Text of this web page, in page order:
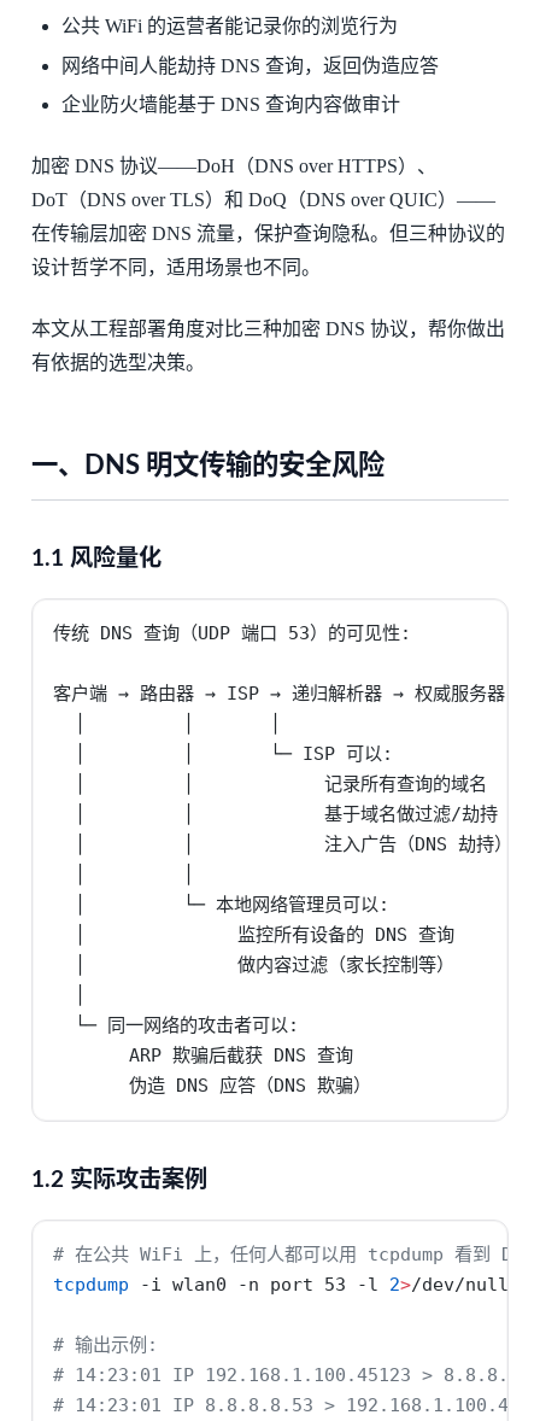
公共 WiFi 的运营者能记录你的浏览行为
网络中间人能劫持 DNS 查询，返回伪造应答
企业防火墙能基于 DNS 查询内容做审计
加密 DNS 协议——DoH（DNS over HTTPS）、
DoT（DNS over TLS）和 DoQ（DNS over QUIC）——
在传输层加密 DNS 流量，保护查询隐私。但三种协议的
设计哲学不同，适用场景也不同。
本文从工程部署角度对比三种加密 DNS 协议，帮你做出
有依据的选型决策。
一、DNS 明文传输的安全风险
1.1 风险量化
传统 DNS 查询（UDP 端口 53）的可见性:
客户端 → 路由器 → ISP → 递归解析器 → 权威服务器
  │         │       └─ ISP 可以:
  │         │            记录所有查询的域名
  │         │            基于域名做过滤/劫持
  │         │            注入广告（DNS 劫持）
  │         └─ 本地网络管理员可以:
  │              监控所有设备的 DNS 查询
  │              做内容过滤（家长控制等）
  └─ 同一网络的攻击者可以:
       ARP 欺骗后截获 DNS 查询
       伪造 DNS 应答（DNS 欺骗）
1.2 实际攻击案例
# 在公共 WiFi 上，任何人都可以用 tcpdump 看到
tcpdump
-i wlan0 -n port 53 -l 2>/dev/null
# 输出示例:
# 14:23:01 IP 192.168.1.100.45123 >
# 14:23:01 IP 8.8.8.8.53 >